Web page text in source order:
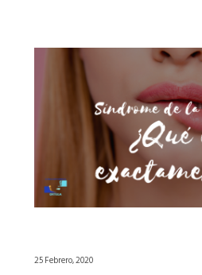
25 Febrero, 2020